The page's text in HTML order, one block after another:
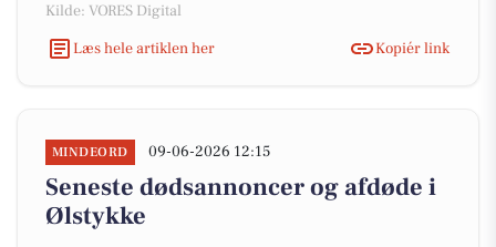
Kilde: VORES Digital
Læs hele artiklen her
Kopiér link
MINDEORD 09-06-2026 12:15
Seneste dødsannoncer og afdøde i
Ølstykke